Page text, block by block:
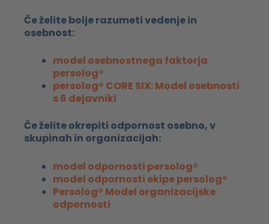
Če želite bolje razumeti vedenje in
osebnost:
model osebnostnega faktorja
persolog®
persolog® CORE SIX: Model osebnosti
s 6 dejavniki
Če želite okrepiti odpornost osebno, v
skupinah in organizacijah:
model odpornosti persolog®
model odpornosti ekipe persolog®
Persolog® Model organizacijske
odpornosti